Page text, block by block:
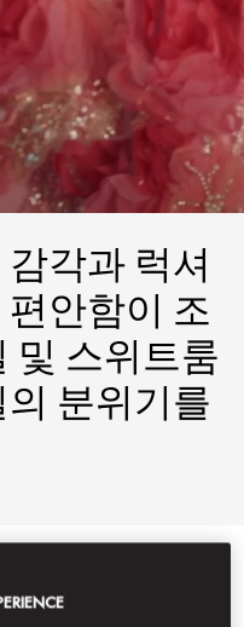
각과 럭셔
안함이 조
및 스위트룸
분위기를